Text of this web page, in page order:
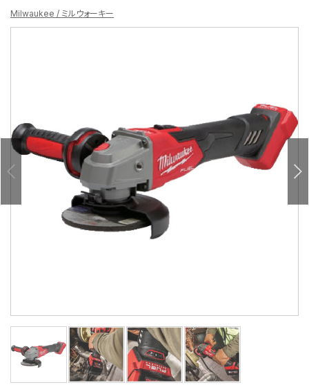
Milwaukee / ミルウォーキー